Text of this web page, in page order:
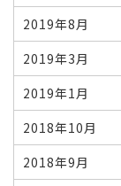
2019年8月
2019年3月
2019年1月
2018年10月
2018年9月